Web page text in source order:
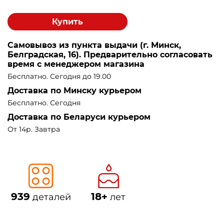
Купить
Самовывоз из пункта выдачи (г. Минск,
Белградская, 16). Предварительно согласовать
время с менеджером магазина
Бесплатно. Сегодня до 19.00
Доставка по Минску курьером
Бесплатно. Сегодня
Доставка по Беларуси курьером
От 14р. Завтра
939 деталей 18+ лет